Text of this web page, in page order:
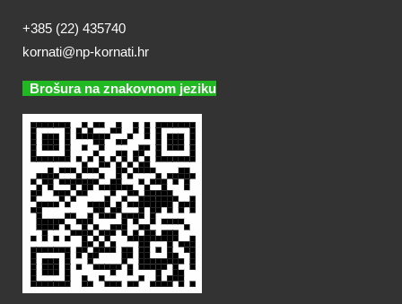
+385 (22) 435740
kornati@np-kornati.hr
Brošura na znakovnom jeziku